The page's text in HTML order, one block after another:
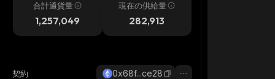
合計通貨量
1,257,049
現在の供給量
282,913
契約 0x68f...ce28